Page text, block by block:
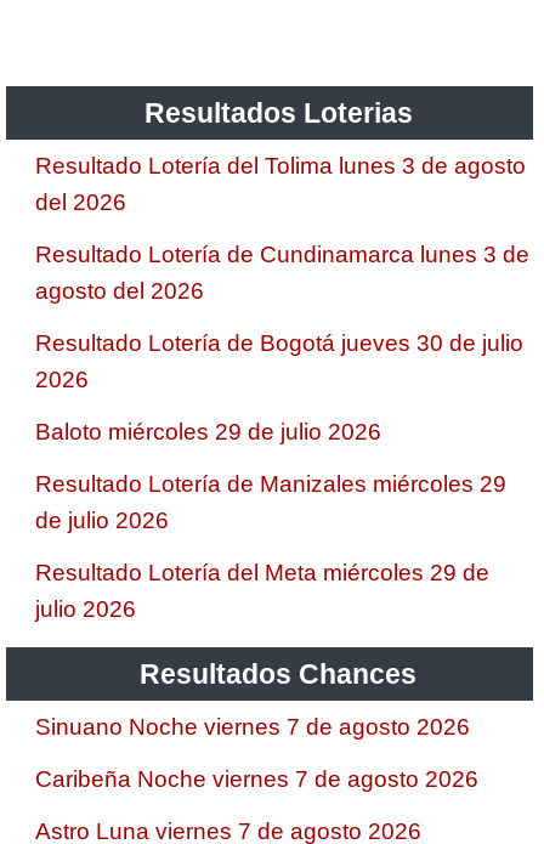
Resultados Loterias
Resultado Lotería del Tolima lunes 3 de agosto
del 2026
Resultado Lotería de Cundinamarca lunes 3 de
agosto del 2026
Resultado Lotería de Bogotá jueves 30 de julio
2026
Baloto miércoles 29 de julio 2026
Resultado Lotería de Manizales miércoles 29
de julio 2026
Resultado Lotería del Meta miércoles 29 de
julio 2026
Resultados Chances
Sinuano Noche viernes 7 de agosto 2026
Caribeña Noche viernes 7 de agosto 2026
Astro Luna viernes 7 de agosto 2026